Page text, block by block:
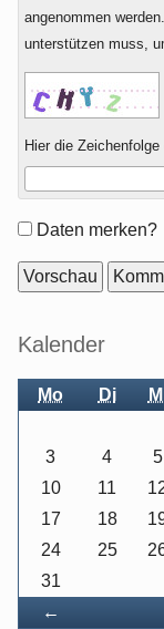
angenommen
unterstützen muss,
Hier die
Formular-
Daten merken?
Seitenleiste
Kalender
Mo Di
←
3
4 5
10
11
17
18
24
25
31